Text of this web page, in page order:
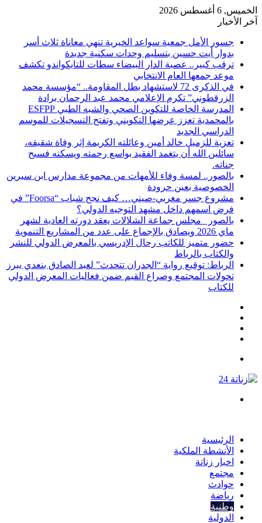
الخميس, 6 أغسطس 2026
آخر الأخبار
​جسور الأمل جمعية سواعد الخيرية تنهي معاناة ثلاث أسر
بدوار أيت حسين بتسليم وحدات سكنية جديدة
ترقب كبير.. عصبة الدار البيضاء سطات للتايكواندو تكشف
موعد جمعها العام الانتخابي
في الذكرى 72 لاستشهاد بطل المقاومة.. “مؤسسة محمد
الزرقطوني” تكرم الإعلامي محمد عبد الرحمان برادة
المدرسة الخاصة للتكوين الصحي والشبه الطبي ESFPP
بالمحمدية تعزز عرضها التكويني وتفتح التسجيلات للموسم
الدراسي الجديد
تعزية للزميل خالد أمين وعائلته الكريمة إثر وفاة شقيقه،
سائلين الله أن يتغمد الفقيد بواسع رحمته ويسكنه فسيح
جناته.
بالصور.. لمسة وفاء للأمهات من مجموعة مدارس ابن سيرين
الخصوصية بعين حرودة
مشروع جسر مغربي-صيني… كيف نجح شباب “Foorsa” في
فرض اسمهم داخل مشهد التوجيه الدولي؟
بالصور _مجلس جماعة الشلالات يعقد دورته العادية لشهر
ماي 2026 ويصادق بالإجماع على عدد من المشاريع التنموية
حضور متميز للكاتب رحال الإدريسي بالمعرض الدولي للنشر
والكتاب بالرباط
الرباط: توقيع رواية “الجدران تتحدث” لعبد الصادق بنعدي يبرز
تحولات المجتمع وصراع القيم ضمن فعاليات المعرض الدولي
للكتاب
الرئيسية
الأنشطة الملكية
اخبار زناتة
مجتمع
حوادث
رياضة
وطنية
الدولية